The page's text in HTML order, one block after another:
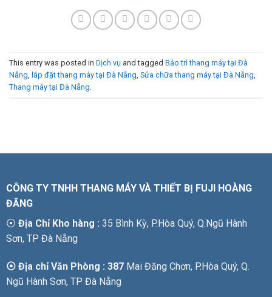
This entry was posted in Dịch vụ and tagged Bảo trì thang máy tại Đà
Nẵng lắp đặt thang máy tại Đà Nẵng Sửa chữa thang máy tại Đà Nẵng
Thang máy tại Đà Nẵng
CÔNG TY TNHH THANG MÁY VÀ THIẾT BỊ FUJI HOÀNG
ĐĂNG
⦿ Địa Chỉ Kho hàng : 35 Bình Kỳ, P.Hòa Quý, Q.Ngũ Hành
Sơn, TP Đà Nẵng
⦿ Địa chỉ Văn Phòng : 387 Mai Đăng Chơn, P.Hòa Quý, Q.
Ngũ Hành Sơn, TP Đà Nẵng